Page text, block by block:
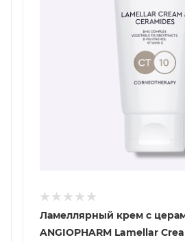
Ламеллярный крем с
ANGIOPHARM Lamellar Cream & Ceramides,